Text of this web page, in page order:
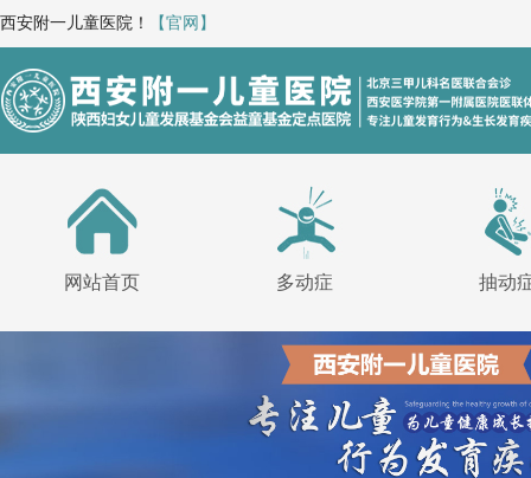
西安附一儿童医院！ 【官网】
网站首页 多动症 抽动